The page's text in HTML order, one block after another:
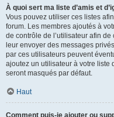
À quoi sert ma liste d’amis et
Vous pouvez utiliser ces listes
forum. Les membres ajoutés à
de contrôle de l’utilisateur afin
leur envoyer des messages
par ces utilisateurs peuvent
ajoutez un utilisateur à votre liste
seront masqués par défaut.
Haut
Comment puis-je ajouter ou